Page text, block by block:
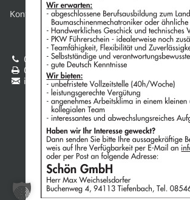
Kontakt Impressum
 08546 97 44 64
 08546 97 44 66
 info@mtb-schoen.de
Schön GmbH
94113
created by M&W Werbeagentur